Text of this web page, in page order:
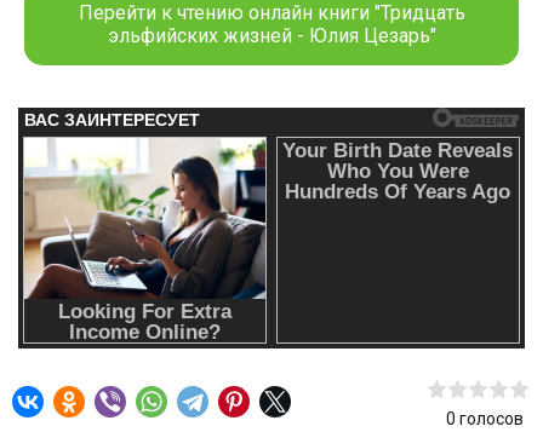
Перейти к чтению онлайн книги "Тридцать
эльфийских жизней - Юлия Цезарь"
0 голосов